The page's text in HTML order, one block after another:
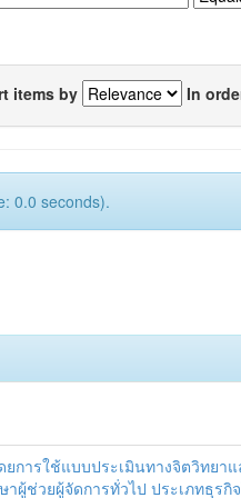
items by In
0.0 seconds).
การใช้แบบประเมินทางจิตวิทยา
ผู้ช่วยผู้จัดการทั่วไป ประเภทธุรกิ